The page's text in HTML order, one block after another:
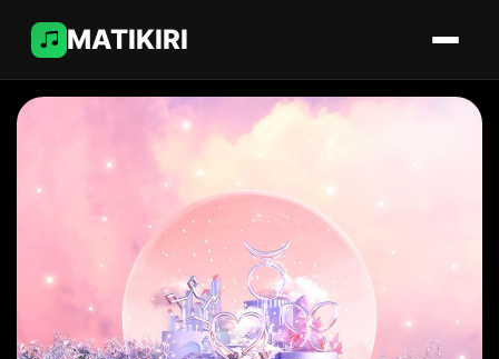
MATIKIRI